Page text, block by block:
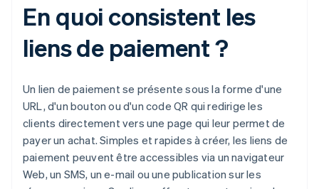
En quoi consistent les
liens de paiement ?
Un lien de paiement se présente sous la forme d'une
URL, d'un bouton ou d'un code QR qui redirige les
clients directement vers une page qui leur permet de
payer un achat. Simples et rapides à créer, les liens de
paiement peuvent être accessibles via un navigateur
Web, un SMS, un e-mail ou une publication sur les